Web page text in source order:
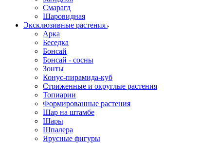
Смарагд
Шаровидная
Эксклюзивные растения
Арка
Беседка
Бонсай
Бонсай - сосны
Зонты
Конус-пирамида-куб
Стриженные и округлые растения
Топиарии
Формированные растения
Шар на штамбе
Шары
Шпалера
Ярусные фигуры